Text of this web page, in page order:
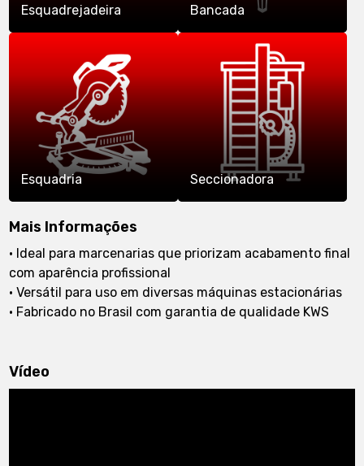
Esquadrejadeira Bancada
Esquadria Seccionadora
Mais Informações
• Ideal para marcenarias que priorizam acabamento final
com aparência profissional
• Versátil para uso em diversas máquinas estacionárias
• Fabricado no Brasil com garantia de qualidade KWS
Vídeo